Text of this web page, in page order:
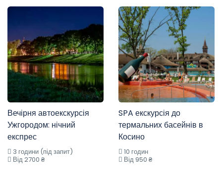
Вечірня автоекскурсія
Ужгородом: нічний
експрес
3 години (під запит)
Від 2700 ₴
SPA екскурсія до
термальних басейнів в
Косино
10 годин
Від 950 ₴